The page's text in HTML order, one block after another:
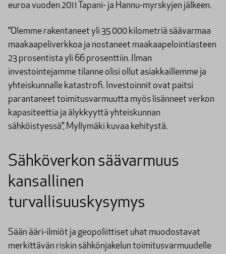
euroa vuoden 2011 Tapani- ja Hannu-myrskyjen jälkeen.
”Olemme rakentaneet yli 35 000 kilometriä säävarmaa
maakaapeliverkkoa ja nostaneet maakaapelointiasteen
23 prosentista yli 66 prosenttiin. Ilman
investointejamme tilanne olisi ollut asiakkaillemme ja
yhteiskunnalle katastrofi. Investoinnit ovat paitsi
parantaneet toimitusvarmuutta myös lisänneet verkon
kapasiteettia ja älykkyyttä yhteiskunnan
sähköistyessä”, Myllymäki kuvaa kehitystä.
Sähköverkon säävarmuus
kansallinen
turvallisuuskysymys
Sään ääri-ilmiöt ja geopoliittiset uhat muodostavat
merkittävän riskin sähkönjakelun toimitusvarmuudelle